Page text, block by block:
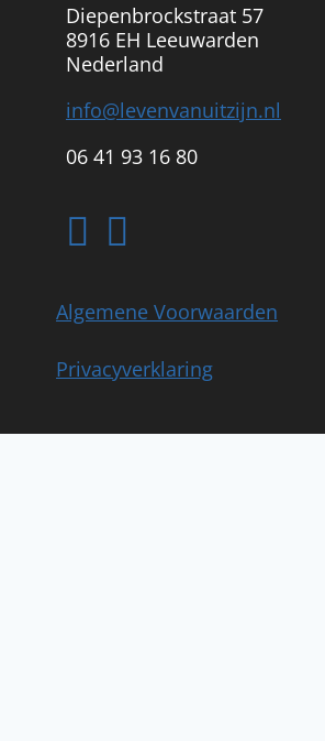
Diepenbrockstraat 57
8916 EH Leeuwarden
Nederland
info@levenvanuitzijn.nl
06 41 93 16 80
Algemene Voorwaarden
Privacyverklaring